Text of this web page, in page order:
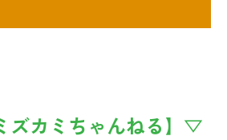
ズカミちゃんねる】▽